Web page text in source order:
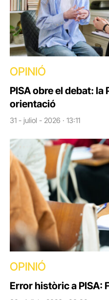
OPINIÓ
PISA obre el debat:
orientació
31 - juliol - 2026 · 13:11
OPINIÓ
Error històric a PISA: